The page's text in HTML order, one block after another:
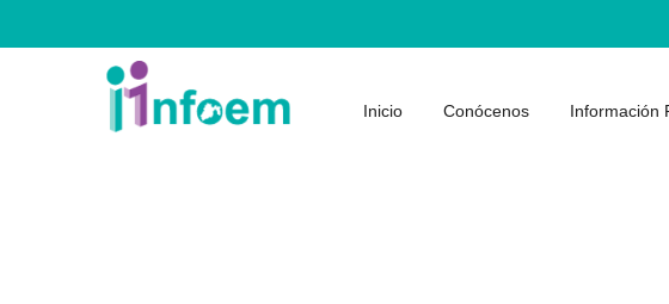
Inicio Conócenos Información